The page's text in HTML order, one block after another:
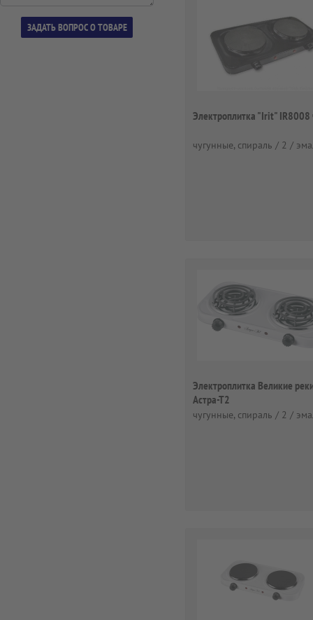
Электроплитка "Irit" IR8008
чугунные, спираль / 2 /
Электроплитка Великие
Астра-Т2
чугунные, спираль / 2 /